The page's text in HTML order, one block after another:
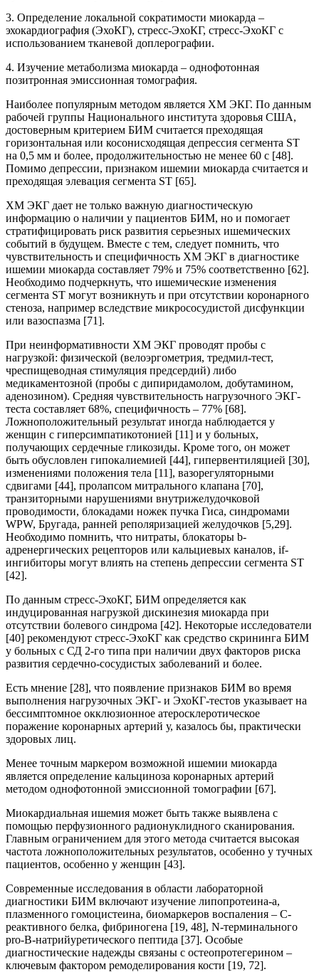
3. Определение локальной сократимости миокарда –
эхокардиография (ЭхоКГ), стресс-ЭхоКГ, стресс-ЭхоКГ с
использованием тканевой доплерографии.
4. Изучение метаболизма миокарда – однофотонная
позитронная эмиссионная томография.
Наиболее популярным методом является ХМ ЭКГ. По данным
рабочей группы Национального института здоровья США,
достоверным критерием БИМ считается преходящая
горизонтальная или косонисходящая депрессия сегмента ST
на 0,5 мм и более, продолжительностью не менее 60 с [48].
Помимо депрессии, признаком ишемии миокарда считается и
преходящая элевация сегмента ST [65].
ХМ ЭКГ дает не только важную диагностическую
информацию о наличии у пациентов БИМ, но и помогает
стратифицировать риск развития серьезных ишемических
событий в будущем. Вместе с тем, следует помнить, что
чувствительность и специфичность ХМ ЭКГ в диагностике
ишемии миокарда составляет 79% и 75% соответственно [62].
Необходимо подчеркнуть, что ишемические изменения
сегмента ST могут возникнуть и при отсутствии коронарного
стеноза, например вследствие микрососудистой дисфункции
или вазоспазма [71].
При неинформативности ХМ ЭКГ проводят пробы с
нагрузкой: физической (велоэргометрия, тредмил-тест,
чреспищеводная стимуляция предсердий) либо
медикаментозной (пробы с дипиридамолом, добутамином,
аденозином). Средняя чувствительность нагрузочного ЭКГ-
теста составляет 68%, специфичность – 77% [68].
Ложноположительный результат иногда наблюдается у
женщин с гиперсимпатикотонией [11] и у больных,
получающих сердечные гликозиды. Кроме того, он может
быть обусловлен гипокалиемией [44], гипервентиляцией [30],
изменениями положения тела [11], вазорегуляторными
сдвигами [44], пролапсом митрального клапана [70],
транзиторными нарушениями внутрижелудочковой
проводимости, блокадами ножек пучка Гиса, синдромами
WPW, Бругада, ранней реполяризацией желудочков [5,29].
Необходимо помнить, что нитраты, блокаторы b-
адренергических рецепторов или кальциевых каналов, if-
ингибиторы могут влиять на степень депрессии сегмента ST
[42].
По данным стресс-ЭхоКГ, БИМ определяется как
индуцированная нагрузкой дискинезия миокарда при
отсутствии болевого синдрома [42]. Некоторые исследователи
[40] рекомендуют стресс-ЭхоКГ как средство скрининга БИМ
у больных с СД 2-го типа при наличии двух факторов риска
развития сердечно-сосудистых заболеваний и более.
Есть мнение [28], что появление признаков БИМ во время
выполнения нагрузочных ЭКГ- и ЭхоКГ-тестов указывает на
бессимптомное окклюзионное атеросклеротическое
поражение коронарных артерий у, казалось бы, практически
здоровых лиц.
Менее точным маркером возможной ишемии миокарда
является определение кальциноза коронарных артерий
методом однофотонной эмиссионной томографии [67].
Миокардиальная ишемия может быть также выявлена с
помощью перфузионного радионуклидного сканирования.
Главным ограничением для этого метода считается высокая
частота ложноположительных результатов, особенно у тучных
пациентов, особенно у женщин [43].
Современные исследования в области лабораторной
диагностики БИМ включают изучение липопротеина-a,
плазменного гомоцистеина, биомаркеров воспаления – С-
реактивного белка, фибриногена [19, 48], N-терминального
pro-B-натрийуретического пептида [37]. Особые
диагностические надежды связаны с остеопротегерином –
ключевым фактором ремоделирования кости [19, 72].